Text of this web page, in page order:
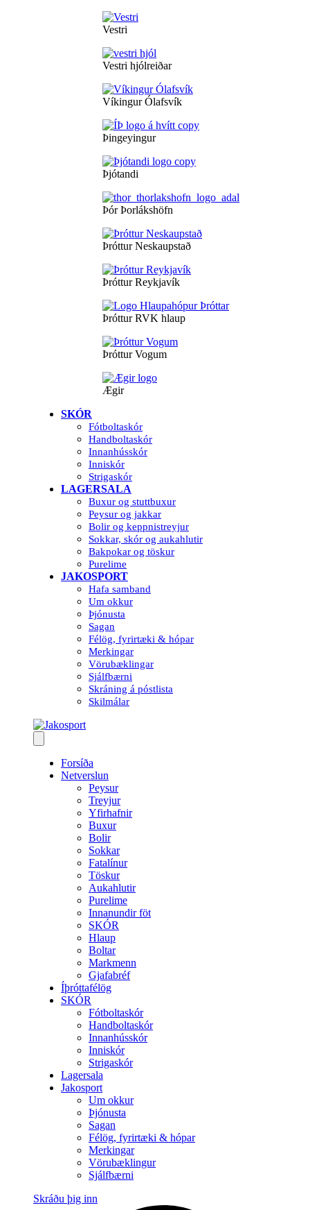
Vestri
Vestri hjólreiðar
Víkingur Ólafsvík
Þingeyingur
Þjótandi
Þór Þorlákshöfn
Þróttur Neskaupstað
Þróttur Reykjavík
Þróttur RVK hlaup
Þróttur Vogum
Ægir
SKÓR
Fótboltaskór
Handboltaskór
Innanhússkór
Inniskór
Strigaskór
LAGERSALA
Buxur og stuttbuxur
Peysur og jakkar
Bolir og keppnistreyjur
Sokkar, skór og aukahlutir
Bakpokar og töskur
Purelime
JAKOSPORT
Hafa samband
Um okkur
Þjónusta
Sagan
Félög, fyrirtæki & hópar
Merkingar
Vörubæklingar
Sjálfbærni
Skráning á póstlista
Skilmálar
Forsíða
Netverslun
Peysur
Treyjur
Yfirhafnir
Buxur
Bolir
Sokkar
Fatalínur
Töskur
Aukahlutir
Purelime
Innanundir föt
SKÓR
Hlaup
Boltar
Markmenn
Gjafabréf
Íþróttafélög
SKÓR
Fótboltaskór
Handboltaskór
Innanhússkór
Inniskór
Strigaskór
Lagersala
Jakosport
Um okkur
Þjónusta
Sagan
Félög, fyrirtæki & hópar
Merkingar
Vörubæklingur
Sjálfbærni
Skráðu þig inn